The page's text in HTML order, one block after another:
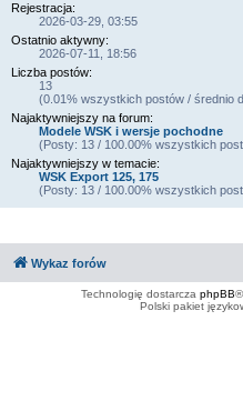
Rejestracja:
2026-03-29, 03:55
Ostatnio aktywny:
2026-07-11, 18:56
Liczba postów:
13
(0.01% wszystkich postów / średnio
Najaktywniejszy na forum:
Modele WSK i wersje pochodne
(Posty: 13 / 100.00% wszystkich
Najaktywniejszy w temacie:
WSK Export 125, 175
(Posty: 13 / 100.00% wszystkich
Wykaz forów
Technologię dostarcza phpBB
Polski pakiet